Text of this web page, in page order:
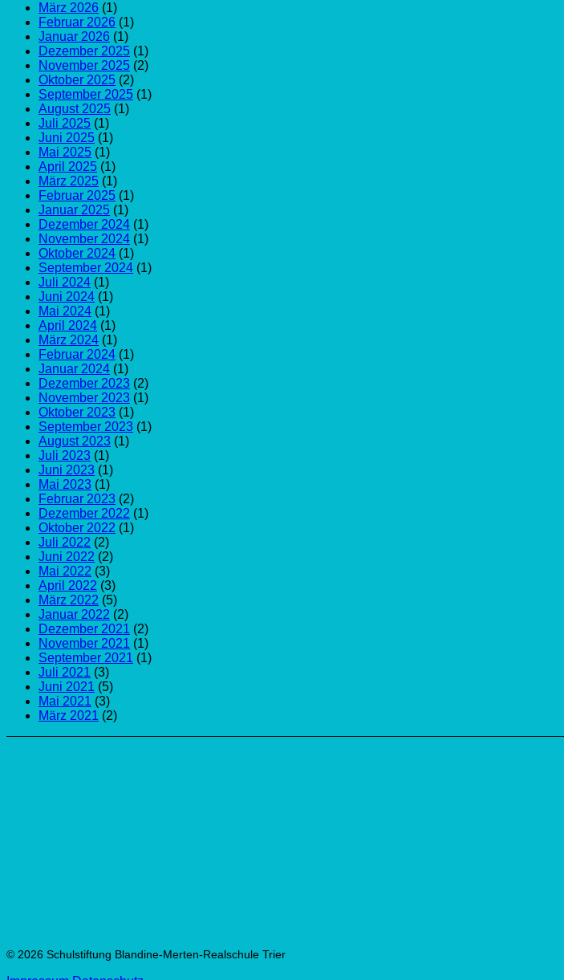
März 2026 (1)
Februar 2026 (1)
Januar 2026 (1)
Dezember 2025 (1)
November 2025 (2)
Oktober 2025 (2)
September 2025 (1)
August 2025 (1)
Juli 2025 (1)
Juni 2025 (1)
Mai 2025 (1)
April 2025 (1)
März 2025 (1)
Februar 2025 (1)
Januar 2025 (1)
Dezember 2024 (1)
November 2024 (1)
Oktober 2024 (1)
September 2024 (1)
Juli 2024 (1)
Juni 2024 (1)
Mai 2024 (1)
April 2024 (1)
März 2024 (1)
Februar 2024 (1)
Januar 2024 (1)
Dezember 2023 (2)
November 2023 (1)
Oktober 2023 (1)
September 2023 (1)
August 2023 (1)
Juli 2023 (1)
Juni 2023 (1)
Mai 2023 (1)
Februar 2023 (2)
Dezember 2022 (1)
Oktober 2022 (1)
Juli 2022 (2)
Juni 2022 (2)
Mai 2022 (3)
April 2022 (3)
März 2022 (5)
Januar 2022 (2)
Dezember 2021 (2)
November 2021 (1)
September 2021 (1)
Juli 2021 (3)
Juni 2021 (5)
Mai 2021 (3)
März 2021 (2)
© 2026 Schulstiftung Blandine-Merten-Realschule Trier